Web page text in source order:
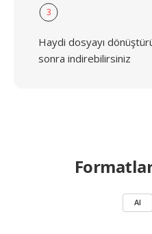
3
Haydi dosyayı
sonra indirebilirsiniz
AI